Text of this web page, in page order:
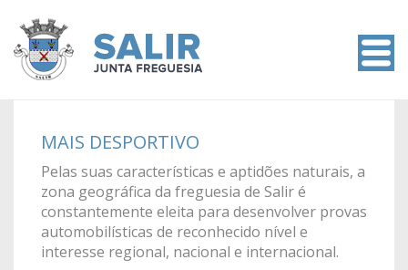
MAIS DESPORTIVO
Pelas suas características e aptidões naturais, a
zona geográfica da freguesia de Salir é
constantemente eleita para desenvolver provas
automobilísticas de reconhecido nível e
interesse regional, nacional e internacional.